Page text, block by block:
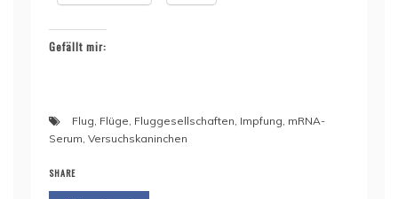
Gefällt mir:
Flug Flüge Fluggesellschaften Impfung mRNA-
Serum Versuchskaninchen
SHARE